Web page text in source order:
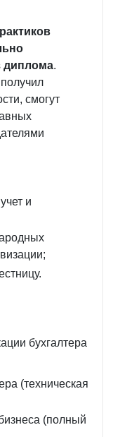
диплома.
смогут
и
бухгалтера
(техническая
(полный